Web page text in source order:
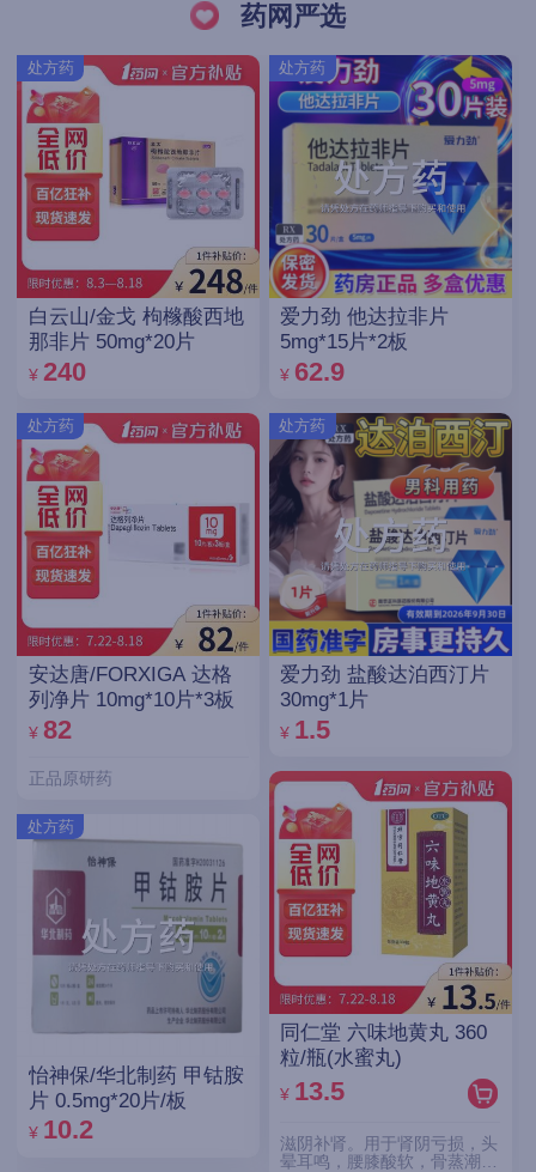
药网严选
处方药
白云山/金戈 枸橼酸西地
那非片 50mg*20片
¥ 240
处方药
安达唐/FORXIGA 达格
列净片 10mg*10片*3板
¥ 82
正品原研药
处方药
怡神保/华北制药 甲钴胺
片 0.5mg*20片/板
¥ 10.2
处方药
爱力劲 他达拉非片
5mg*15片*2板
¥ 62.9
处方药
爱力劲 盐酸达泊西汀片
30mg*1片
¥ 1.5
同仁堂 六味地黄丸 360
粒/瓶(水蜜丸)
¥ 13.5
滋阴补肾。用于肾阴亏损，头
晕耳鸣，腰膝酸软，骨蒸潮